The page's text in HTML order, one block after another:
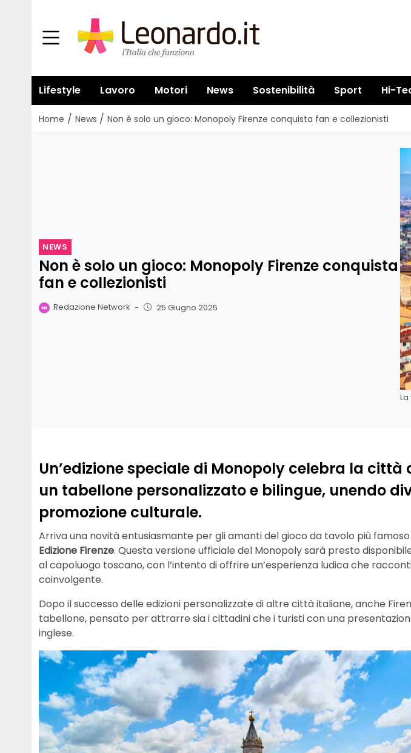
Lifestyle Lavoro Motori News Sostenibilità Sport Hi-
Home / News / Non è solo un gioco: Monopoly Firenze conquista fan e collezionisti
NEWS
Non è solo un gioco: Monopoly Firenze conquista
fan e collezionisti
Redazione Network - 25 Giugno 2025
Un’edizione speciale di Monopoly celebra la città
un tabellone personalizzato e bilingue, unendo
promozione culturale.
Arriva una novità entusiasmante per gli amanti del gioco da tavolo più
Edizione Firenze. Questa versione ufficiale del Monopoly sarà presto
al capoluogo toscano, con l’intento di offrire un’esperienza ludica che
coinvolgente.
Dopo il successo delle edizioni personalizzate di altre città italiane, anche
tabellone, pensato per attrarre sia i cittadini che i turisti con una
inglese.